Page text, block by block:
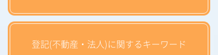
登記(不動産・法人)に関するキーワード